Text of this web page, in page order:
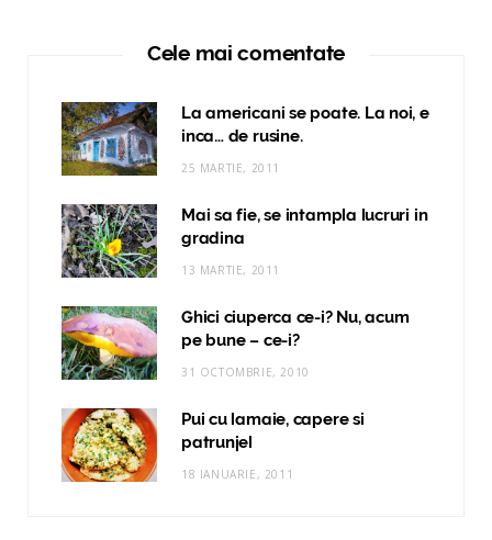
Cele mai comentate
La americani se poate. La noi, e
inca… de rusine.
25 MARTIE, 2011
Mai sa fie, se intampla lucruri in
gradina
13 MARTIE, 2011
Ghici ciuperca ce-i? Nu, acum
pe bune – ce-i?
31 OCTOMBRIE, 2010
Pui cu lamaie, capere si
patrunjel
18 IANUARIE, 2011